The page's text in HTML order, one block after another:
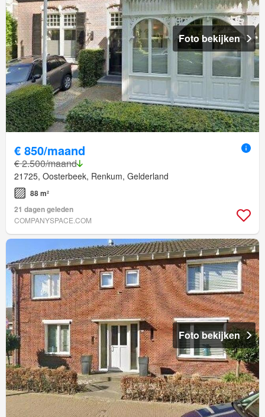
Foto bekijken
€ 850/maand
€ 2.500/maand
21725, Oosterbeek, Renkum, Gelderland
88 m²
21 dagen geleden
COMPANYSPACE.COM
Foto bekijken